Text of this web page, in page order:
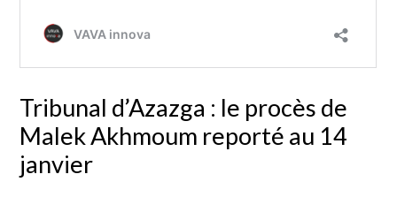
Tribunal d’Azazga : le procès de
Malek Akhmoum reporté au 14
janvier